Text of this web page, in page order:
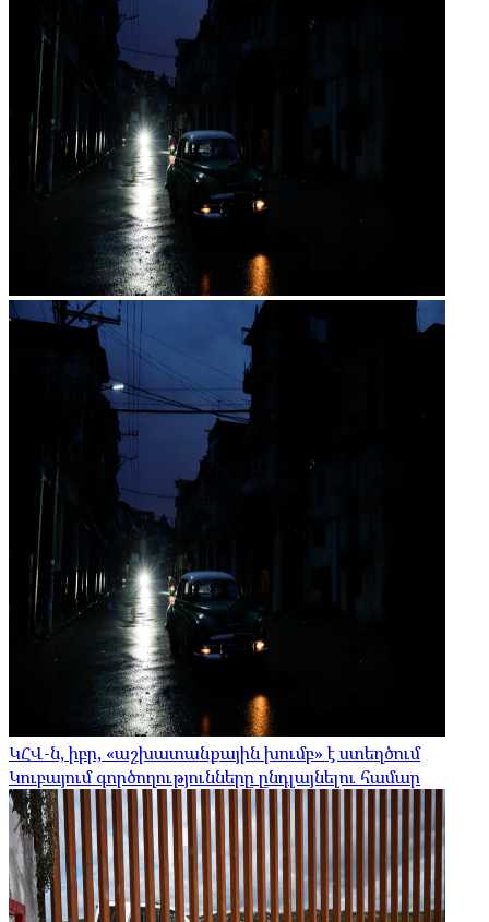
ԿՀՎ-ն, իբր, «աշխատանքային խումբ» է ստեղծում
Կուբայում գործողությունները ընդլայնելու համար